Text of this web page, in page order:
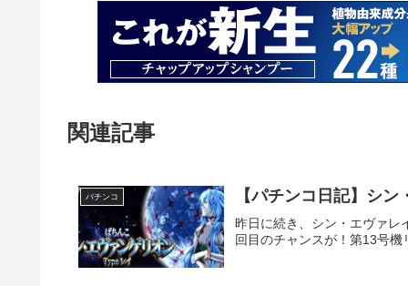
関連記事
パチンコ 【パチンコ日記】シ
昨日に続き、シン・エヴァレ
回目のチャンスが！第13号